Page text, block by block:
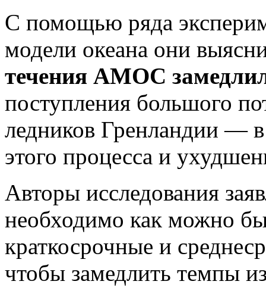
С помощью ряда
модели океана они
течения АМОС
поступления большого
ледников Гренландии— в
этого процесса и
Авторы исследования
необходимо как можно
краткосрочные и
чтобы замедлить темпы